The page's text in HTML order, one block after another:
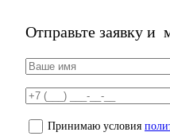
Отправьте заявку и
Принимаю условия